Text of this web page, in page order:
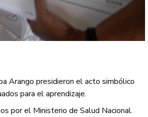
Arango presidieron el acto simbólico
para el aprendizaje.
por el Ministerio de Salud Nacional.